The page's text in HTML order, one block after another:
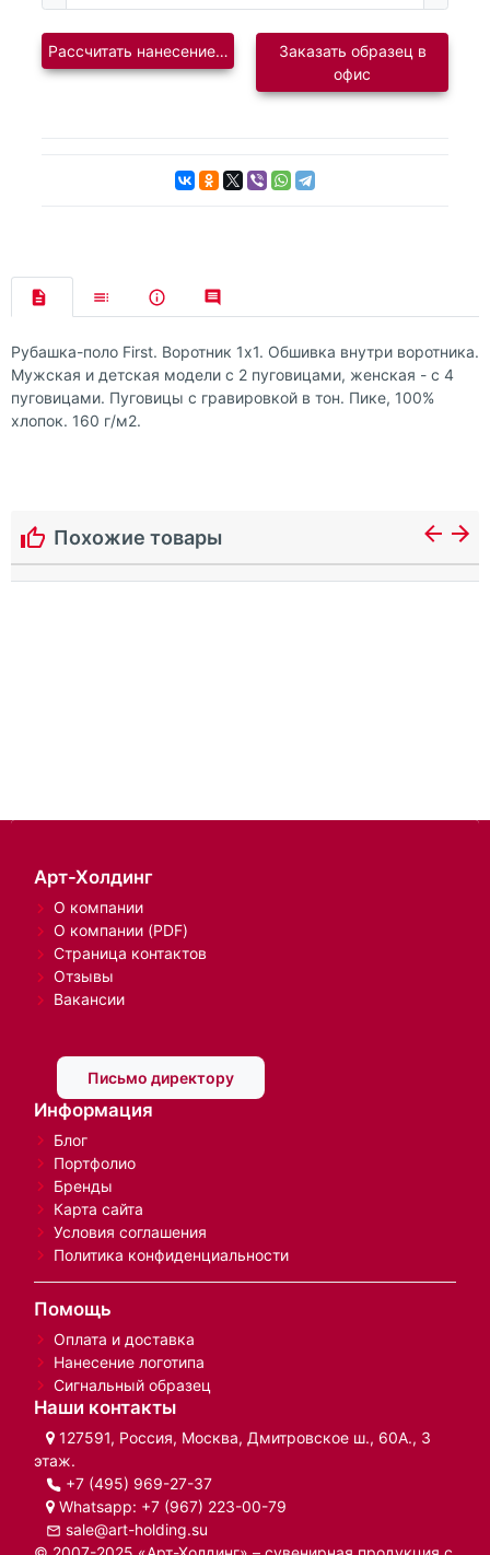
Рассчитать нанесение логотипаЗаказать образец в
офис
Рубашка-поло First. Воротник 1х1. Обшивка внутри воротника.
Мужская и детская модели с 2 пуговицами, женская - с 4
пуговицами. Пуговицы с гравировкой в тон. Пике, 100%
хлопок. 160 г/м2.
Похожие товары
Арт-Холдинг
О компании
О компании (PDF)
Страница контактов
Отзывы
Вакансии
Письмо директору
Информация
Блог
Портфолио
Бренды
Карта сайта
Условия соглашения
Политика конфиденциальности
Помощь
Оплата и доставка
Нанесение логотипа
Сигнальный образец
Наши контакты
127591, Россия, Москва, Дмитровское ш., 60А., 3
этаж.
+7 (495) 969-27-37
Whatsapp: +7 (967) 223-00-79
sale@art-holding.su